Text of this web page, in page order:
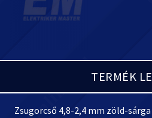
TERMÉK
Zsugorcső 4,8-2,4 mm zöld-